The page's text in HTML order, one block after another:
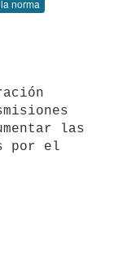
norma
las
por el